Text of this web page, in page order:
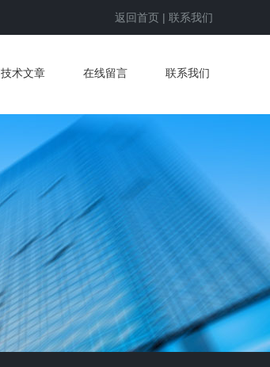
返回首页 | 联系我们
技术文章 在线留言 联系我们